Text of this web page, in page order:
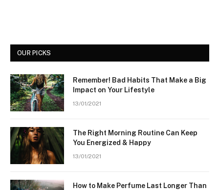
OUR PICKS
Remember! Bad Habits That Make a Big
Impact on Your Lifestyle
13/01/2021
The Right Morning Routine Can Keep
You Energized & Happy
13/01/2021
How to Make Perfume Last Longer Than